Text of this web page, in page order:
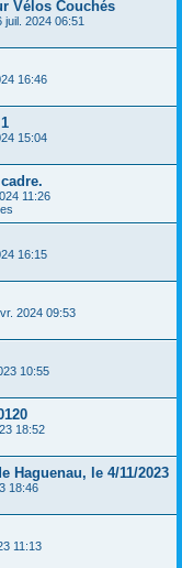
Vélos Couchés
juil. 2024 06:51
16:46
15:04
11:26
16:15
2024 09:53
10:55
18:52
Haguenau, le 4/11/2023
18:46
11:13